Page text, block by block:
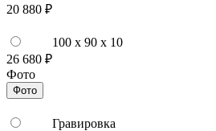
20 880 ₽
100 x 90 x 10
26 680 ₽
Фото
Фото
Гравировка